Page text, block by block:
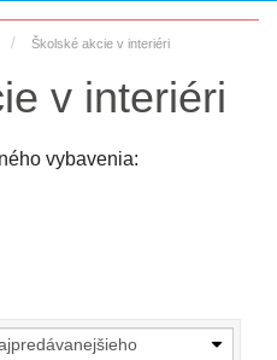
Školské akcie v interiéri
v interiéri
vybavenia: